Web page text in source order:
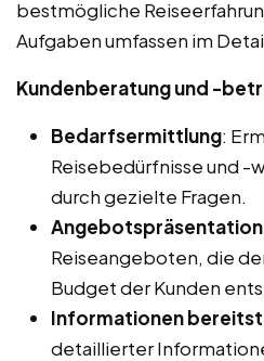
bestmögliche
Aufgaben umfassen im
Kundenberatung und -
Bedarfsermittlung:
Reisebedürfnisse und -
durch gezielte Fragen.
Angebotspräsentation
Reiseangeboten, die
Budget der Kunden
Informationen
detaillierter